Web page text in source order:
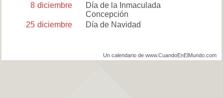
8 diciembre
Día de la Inmaculada
Concepción
25 diciembre Día de Navidad
Un calendario de www.CuandoEnElMundo.com